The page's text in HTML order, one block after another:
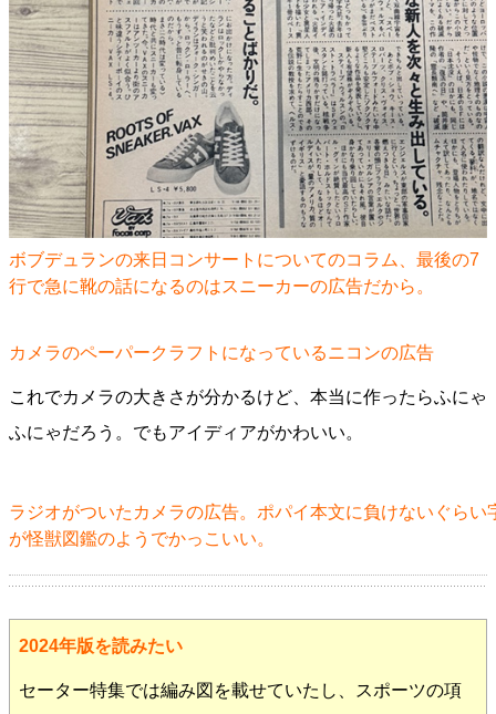
ボブデュランの来日コンサートについてのコラム、最後の7
行で急に靴の話になるのはスニーカーの広告だから。
カメラのペーパークラフトになっているニコンの広告
これでカメラの大きさが分かるけど、本当に作ったらふにゃ
ふにゃだろう。でもアイディアがかわいい。
ラジオがついたカメラの広告。ポパイ本文に負けないぐらい
が怪獣図鑑のようでかっこいい。
2024年版を読みたい
セーター特集では編み図を載せていたし、スポーツの項